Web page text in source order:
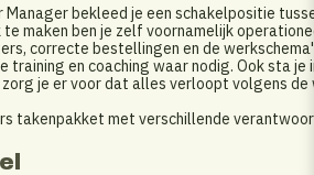
Manager bekleed je een schakelpositie
maken ben je zelf voornamelijk
correcte bestellingen en de
training en coaching waar nodig. Ook sta
je er voor dat alles verloopt volgens de
takenpakket met verschillende